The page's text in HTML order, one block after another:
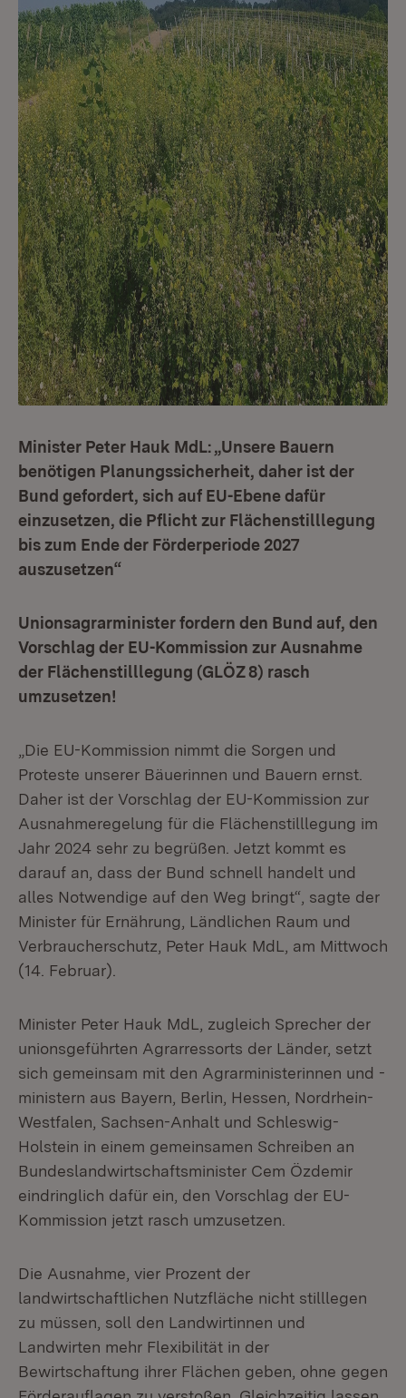
Minister Peter Hauk MdL: „Unsere Bauern
benötigen Planungssicherheit, daher ist der
Bund gefordert, sich auf EU-Ebene dafür
einzusetzen, die Pflicht zur Flächenstilllegung
bis zum Ende der Förderperiode 2027
auszusetzen“
Unionsagrarminister fordern den Bund auf, den
Vorschlag der EU-Kommission zur Ausnahme
der Flächenstilllegung (GLÖZ 8) rasch
umzusetzen!
„Die EU-Kommission nimmt die Sorgen und
Proteste unserer Bäuerinnen und Bauern ernst.
Daher ist der Vorschlag der EU-Kommission zur
Ausnahmeregelung für die Flächenstilllegung im
Jahr 2024 sehr zu begrüßen. Jetzt kommt es
darauf an, dass der Bund schnell handelt und
alles Notwendige auf den Weg bringt“, sagte der
Minister für Ernährung, Ländlichen Raum und
Verbraucherschutz, Peter Hauk MdL, am Mittwoch
(14. Februar).
Minister Peter Hauk MdL, zugleich Sprecher der
unionsgeführten Agrarressorts der Länder, setzt
sich gemeinsam mit den Agrarministerinnen und -
ministern aus Bayern, Berlin, Hessen, Nordrhein-
Westfalen, Sachsen-Anhalt und Schleswig-
Holstein in einem gemeinsamen Schreiben an
Bundeslandwirtschaftsminister Cem Özdemir
eindringlich dafür ein, den Vorschlag der EU-
Kommission jetzt rasch umzusetzen.
Die Ausnahme, vier Prozent der
landwirtschaftlichen Nutzfläche nicht stilllegen
zu müssen, soll den Landwirtinnen und
Landwirten mehr Flexibilität in der
Bewirtschaftung ihrer Flächen geben, ohne gegen